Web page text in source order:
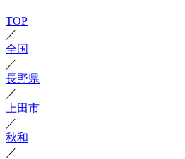
TOP
／
全国
／
長野県
／
上田市
／
秋和
／